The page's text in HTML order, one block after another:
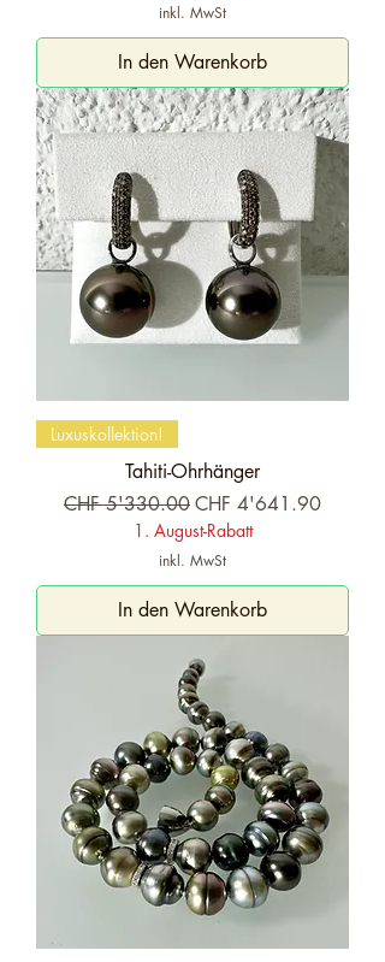
inkl. MwSt
In den Warenkorb
Luxuskollektion!
Tahiti-Ohrhänger
Standardpreis
CHF 5'330.00Sale-Preis
CHF 4'641.90
1. August-Rabatt
inkl. MwSt
In den Warenkorb